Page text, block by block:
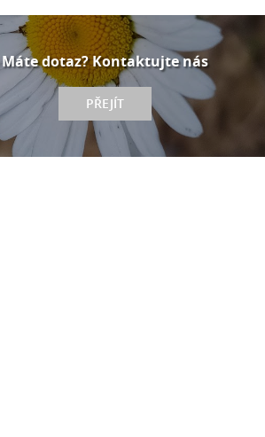
Máte dotaz? Kontaktujte nás
PŘEJÍT